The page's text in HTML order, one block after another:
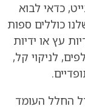
כדאי לבוא
כוללים ספות
עץ או ידיות
לניקוי קל,
החלל העומד